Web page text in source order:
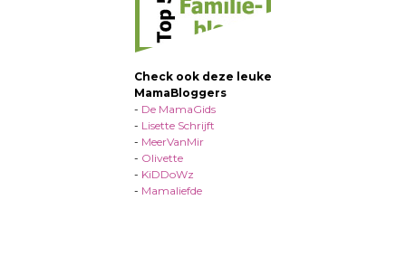
Check ook deze leuke
MamaBloggers
- De MamaGids
- Lisette Schrijft
- MeerVanMir
- Olivette
- KiDDoWz
- Mamaliefde